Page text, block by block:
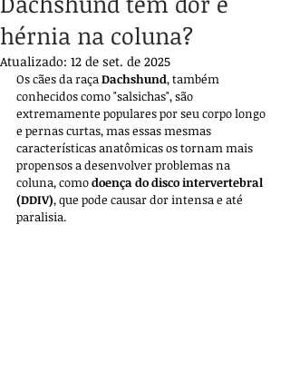
hérnia na coluna?
Atualizado: 12 de set. de 2025
Os cães da raça Dachshund, também
conhecidos como "salsichas", são
extremamente populares por seu corpo longo
e pernas curtas, mas essas mesmas
características anatômicas os tornam mais
propensos a desenvolver problemas na
coluna, como doença do disco intervertebral
(DDIV), que pode causar dor intensa e até
paralisia.